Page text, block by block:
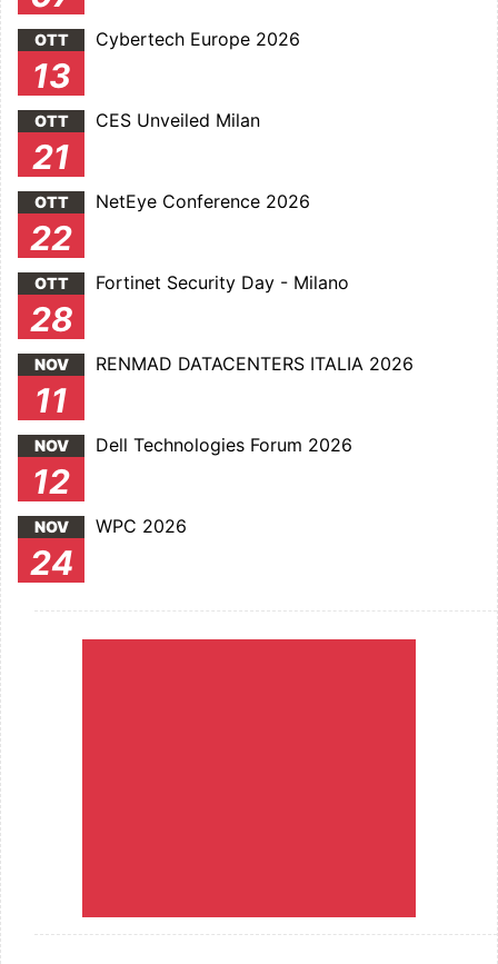
OTT
13
Cybertech Europe 2026
OTT
21
CES Unveiled Milan
OTT
22
NetEye Conference 2026
OTT
28
Fortinet Security Day - Milano
NOV
11
RENMAD DATACENTERS ITALIA 2026
NOV
12
Dell Technologies Forum 2026
NOV
24
WPC 2026